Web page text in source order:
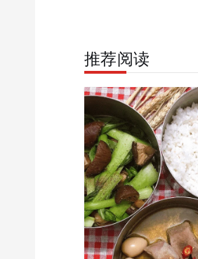
推荐阅读